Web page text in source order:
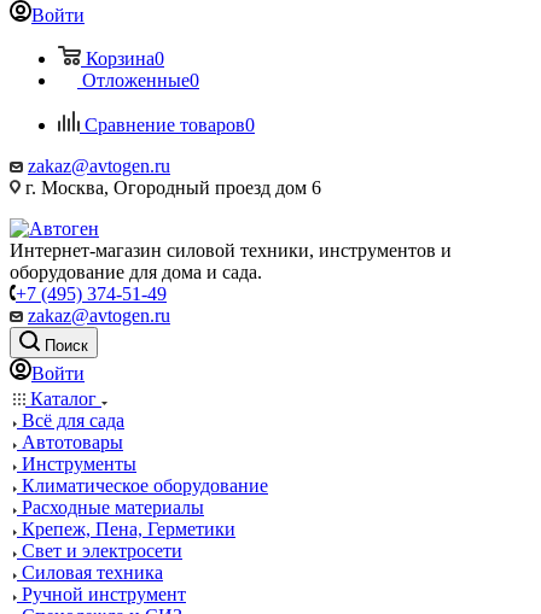
Войти
Корзина0
Отложенные0
Сравнение товаров0
zakaz@avtogen.ru
г. Москва, Огородный проезд дом 6
Интернет-магазин силовой техники, инструментов и
оборудование для дома и сада.
+7 (495) 374-51-49
zakaz@avtogen.ru
Поиск
Войти
Каталог
Всё для сада
Автотовары
Инструменты
Климатическое оборудование
Расходные материалы
Крепеж, Пена, Герметики
Свет и электросети
Силовая техника
Ручной инструмент